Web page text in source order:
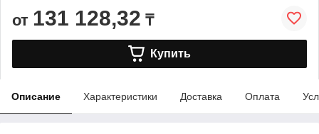
от 131 128,32 ₸
Купить
Описание Характеристики Доставка Оплата